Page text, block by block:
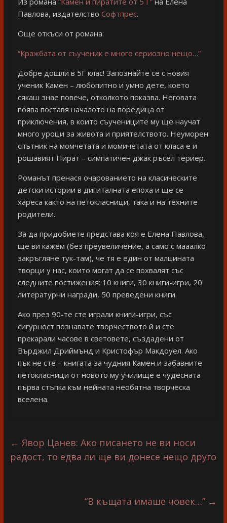
Павлова, издателство Софтпрес.
Още откъси от романа:
“Кражбата от съученик е много сериозно нещо…”
Добре дошли в 5Г клас! Запознайте се с новия
ученик Камен – любопитно и умно дете, което
сякаш знае повече, отколкото показва. Неговата
поява поставя началото на поредица от
приключения, в които съучениците му ще научат
много уроци за живота и приятелството. Неуморен
спътник на момчетата и момичетата от класа е и
рошавият Пират – симпатичен джак ръсел териер.
Романът пренася очарованието на класическите
детски истории в дигиталната епоха и ще се
хареса както на петокласници, така и на техните
родители.
За да придобиете представа коя е Елена Павлова,
ще ви кажем (без преувеличение, а само с мааалко
закръгляне тук-там), че тя е един от малцината
творци у нас, които могат да се похвалят със
следните постижения: 10 книги, 30 книги-игри, 20
литературни награди, 50 преведени книги.
Ако през 90-те сте играли книги-игри, със
сигурност познавате творчеството й и сте
прекарали часове в световете, създадени от
Върджил Дриймънд и Кристофър Макдоуел. Ако
пък не сте – книгата за чудния Камен и забавните
петокласници от новото му училище е чудесната
първа стъпка към нейната необятна творческа
вселена.
← Явор Цанев: Ако писането не ви носи
радост, то едва ли ще ви донесе нещо друго
“В къщата имаше човек…” →